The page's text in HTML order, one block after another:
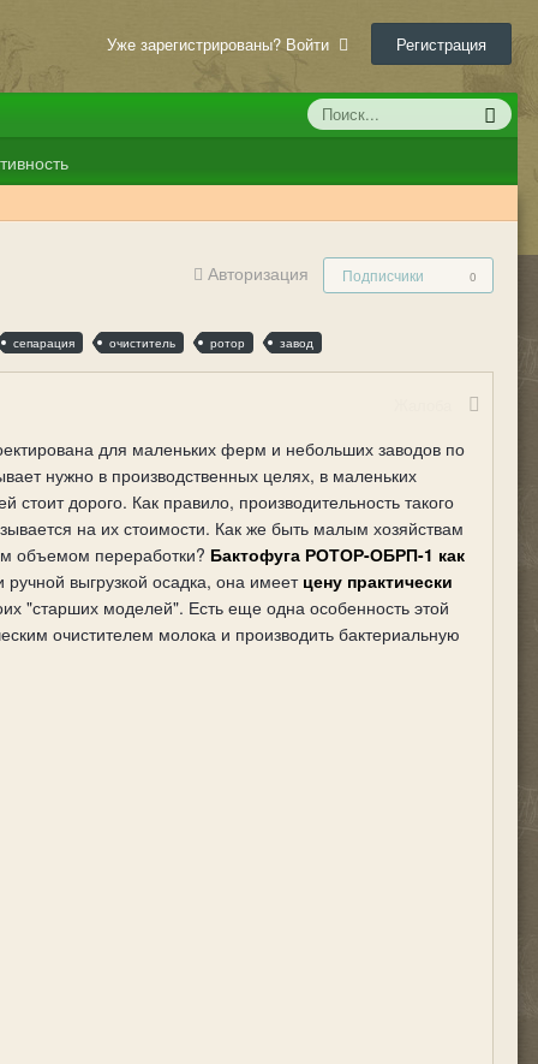
Уже зарегистрированы? Войти Регистрация
Авторизация Подписчики 0
сепарация очиститель ротор завод
для маленьких ферм и небольших заводов по
нужно в производственных целях, в маленьких
дорого. Как правило, производительность такого
на их стоимости. Как же быть малым хозяйствам
объемом переработки? Бактофуга РОТОР-ОБРП-1 как
выгрузкой осадка, она имеет цену практически
"старших моделей". Есть еще одна особенность этой
очистителем молока и производить бактериальную